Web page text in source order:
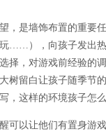
是墙饰布置的重要
……），向孩子发出
择，对游戏前经验的
树留白让孩子随季节
，这样的环境孩子怎
以让他们有置身游